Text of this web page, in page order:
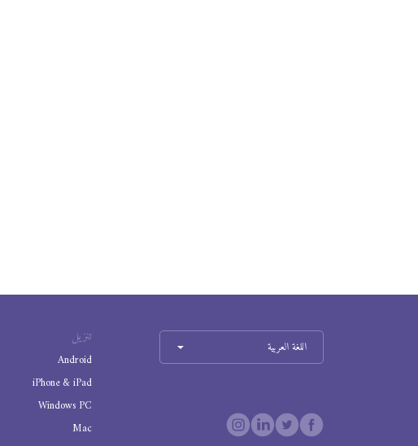
تنزيل
Android
iPhone & iPad
Windows PC
Mac
اللغة العربية